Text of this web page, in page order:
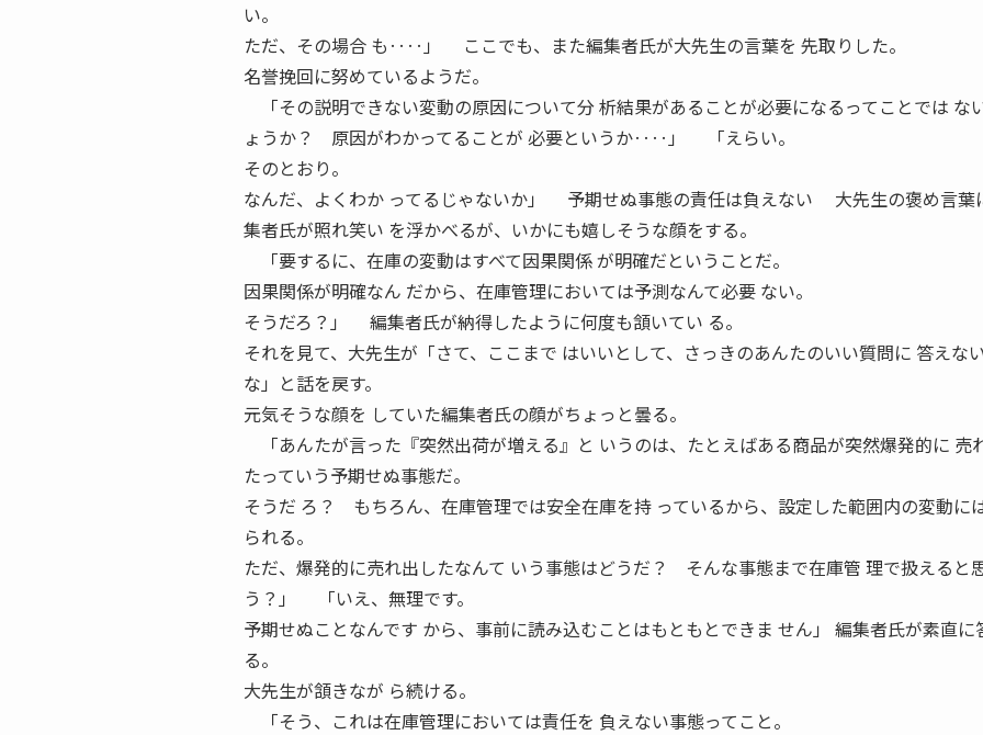
い。
ただ、その場合 も‥‥」 ここでも、また編集者氏が大先生の言葉を 先取りした。
名誉挽回に努めているようだ。
「その説明できない変動の原因について分 析結果があることが必要になるってことでは な
ょうか？ 原因がわかってることが 必要というか‥‥」 「えらい。
そのとおり。
なんだ、よくわか ってるじゃないか」 予期せぬ事態の責任は負えない 大先生の褒め言葉
集者氏が照れ笑い を浮かべるが、いかにも嬉しそうな顔をする。
「要するに、在庫の変動はすべて因果関係 が明確だということだ。
因果関係が明確なん だから、在庫管理においては予測なんて必要 ない。
そうだろ？」 編集者氏が納得したように何度も頷いてい る。
それを見て、大先生が「さて、ここまで はいいとして、さっきのあんたのいい質問に 答えな
な」と話を戻す。
元気そうな顔を していた編集者氏の顔がちょっと曇る。
「あんたが言った『突然出荷が増える』と いうのは、たとえばある商品が突然爆発的に 売
たっていう予期せぬ事態だ。
そうだ ろ？ もちろん、在庫管理では安全在庫を持 っているから、設定した範囲内の変動に
られる。
ただ、爆発的に売れ出したなんて いう事態はどうだ？ そんな事態まで在庫管 理で扱えると
う？」 「いえ、無理です。
予期せぬことなんです から、事前に読み込むことはもともとできま せん」 編集者氏が素直に
る。
大先生が頷きなが ら続ける。
「そう、これは在庫管理においては責任を 負えない事態ってこと。